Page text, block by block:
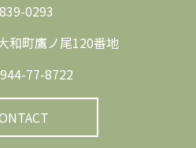
0293
和町鷹ノ尾120番地
77-8722